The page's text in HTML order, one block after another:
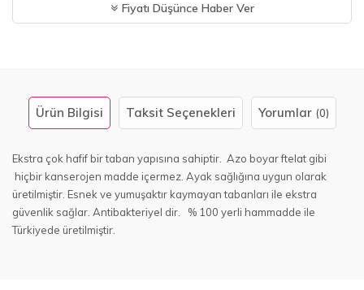
Fiyatı Düşünce Haber Ver
Ürün Bilgisi Taksit Seçenekleri Yorumlar (0)
Ekstra çok hafif bir taban yapısına sahiptir. Azo boyar ftelat gibi
hiçbir kanserojen madde içermez. Ayak sağlığına uygun olarak
üretilmiştir. Esnek ve yumuşaktır kaymayan tabanları ile ekstra
güvenlik sağlar. Antibakteriyel dir. % 100 yerli hammadde ile
Türkiyede üretilmiştir.